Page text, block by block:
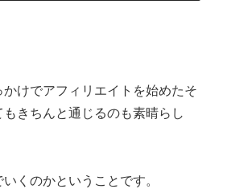
けでアフィリエイトを始めたそ
きちんと通じるのも素晴らし
くのかということです。